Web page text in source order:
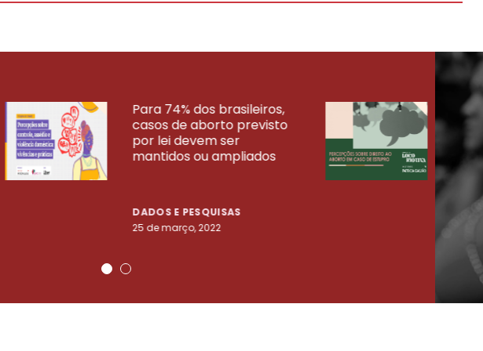
Para 74% dos brasileiros,
casos de aborto previsto
por lei devem ser
mantidos ou ampliados
DADOS E PESQUISAS
25 de março, 2022
23
VEJA MAIS PESQUISAS